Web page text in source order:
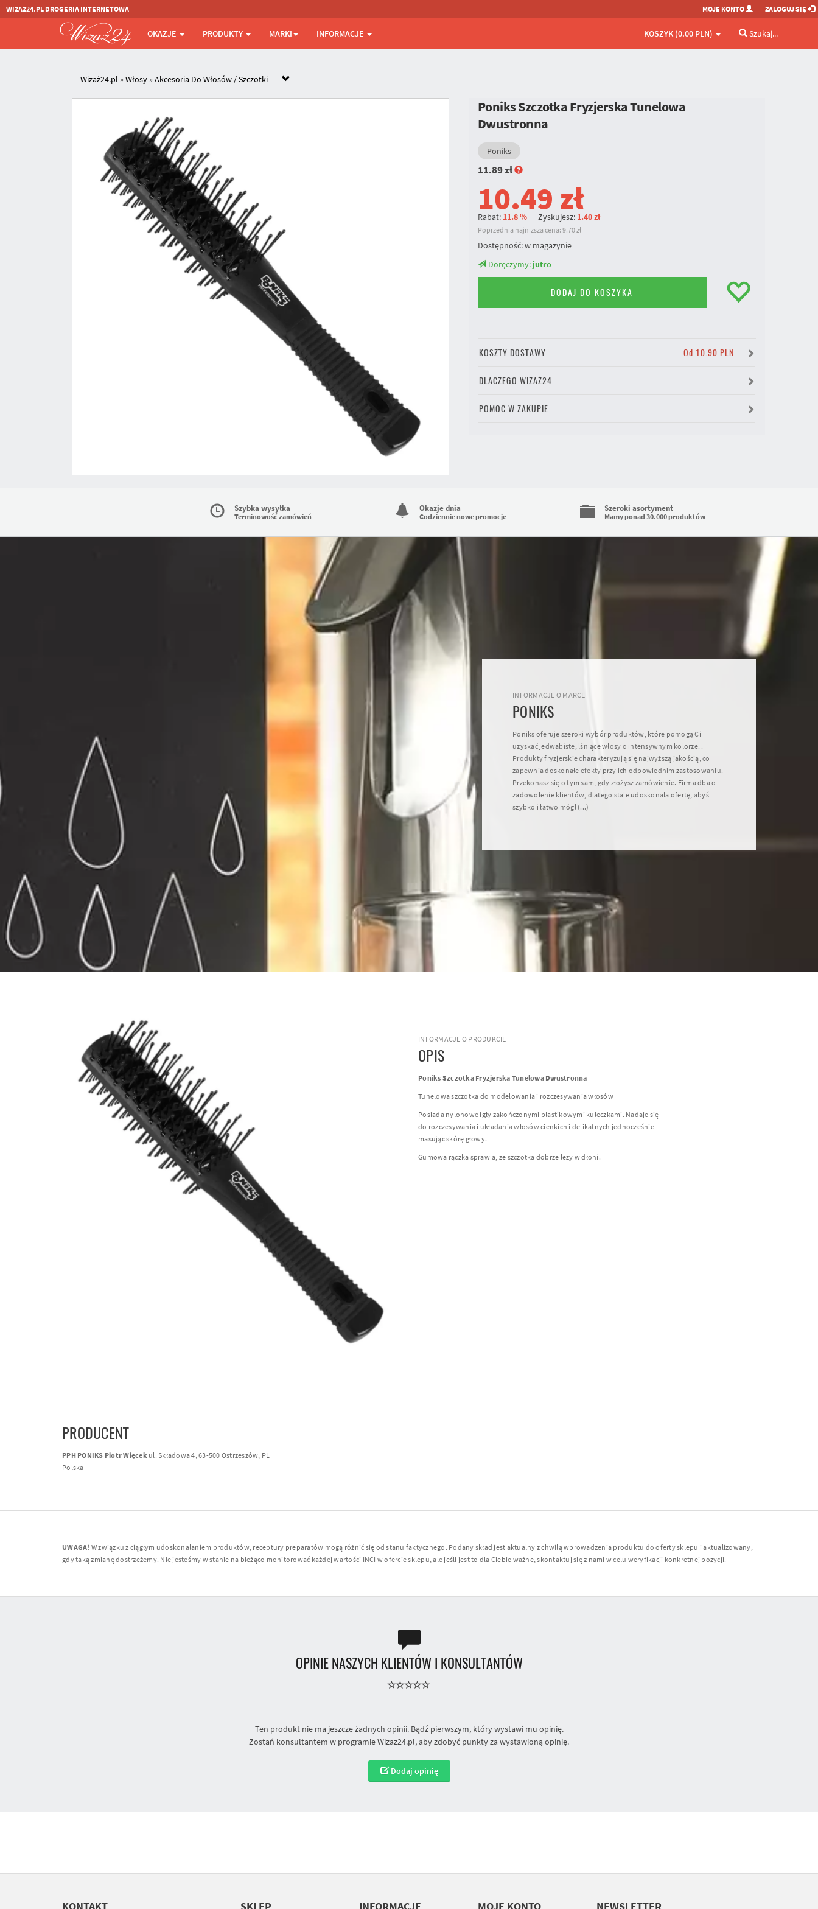
WIZAZ24.PL DROGERIA INTERNETOWA MOJE KONTO ZALOGUJ SIĘ
OKAZJE PRODUKTY MARKI INFORMACJE KOSZYK (0.00 PLN) Szukaj...
Wizaż24.pl »Włosy »Akcesoria Do Włosów / Szczotki
Poniks Szczotka Fryzjerska Tunelowa
Dwustronna
Poniks
11.89zł
10.49 zł
Rabat: 11.8 % Zyskujesz: 1.40 zł
Poprzednia najniższa cena: 9.70 zł
Dostępność:w magazynie
Doręczymy: jutro
DODAJ DO KOSZYKA
KOSZTY DOSTAWY Od 10.90 PLN
DLACZEGO WIZAŻ24
POMOC W ZAKUPIE
Szybka wysyłka
Terminowość zamówień
Okazje dnia
Codziennie nowe promocje
Szeroki asortyment
Mamy ponad 30.000 produktów
INFORMACJE O MARCE
PONIKS
Poniks oferuje szeroki wybór produktów, które pomogą Ci
uzyskać jedwabiste, lśniące włosy o intensywnym kolorze. .
Produkty fryzjerskie charakteryzują się najwyższą jakością, co
zapewnia doskonałe efekty przy ich odpowiednim zastosowaniu.
Przekonasz się o tym sam, gdy złożysz zamówienie. Firma dba o
zadowolenie klientów, dlatego stale udoskonala ofertę, abyś
szybko i łatwo mógł (...)
INFORMACJE O PRODUKCIE
OPIS
Poniks Szczotka Fryzjerska Tunelowa Dwustronna
Tunelowa szczotka do modelowania i rozczesywania włosów
Posiada nylonowe igły zakończonymi plastikowymi kuleczkami. Nadaje się
do rozczesywania i układania włosów cienkich i delikatnych jednocześnie
masując skórę głowy.
Gumowa rączka sprawia, że szczotka dobrze leży w dłoni.
PRODUCENT
PPH PONIKS Piotr Więcekul. Składowa 4, 63-500 Ostrzeszów, PL
Polska
UWAGA! W związku z ciągłym udoskonalaniem produktów, receptury preparatów mogą różnić się od stanu faktycznego. Podany skład jest aktualny z chwilą wprowadzenia produktu do oferty sklepu i aktualizowany,
gdy taką zmianę dostrzeżemy. Nie jesteśmy w stanie na bieżąco monitorować każdej wartości INCI w ofercie sklepu, ale jeśli jest to dla Ciebie ważne, skontaktuj się z nami w celu weryfikacji konkretnej pozycji.
OPINIE NASZYCH KLIENTÓW I KONSULTANTÓW
Ten produkt nie ma jeszcze żadnych opinii. Bądź pierwszym, który wystawi mu opinię.
Zostań konsultantem w programie Wizaz24.pl, aby zdobyć punkty za wystawioną opinię.
Dodaj opinię